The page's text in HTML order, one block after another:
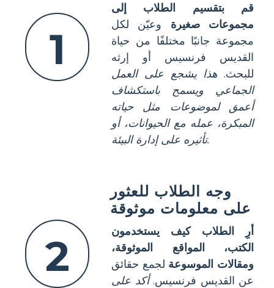
1
قم بتقسيم الطلاب إلى
مجموعات صغيرة وعيّن لكل
مجموعة جانبًا مختلفًا من حياة
القديس فرنسيس أو إرثه
للبحث. هذا يشجع على العمل
الجماعي ويسمح باستكشاف
أعمق لموضوعات مثل حياته
المبكرة، عمله مع الحيوانات، أو
تأثيره على إدارة البيئة.
2
وجه الطلاب للعثور
على معلومات موثوقة
أرِ الطلاب كيف يستخدمون
الكتب، المواقع الموثوقة،
ومقالات الموسوعة لجمع حقائق
عن القديس فرنسيس.أكد على